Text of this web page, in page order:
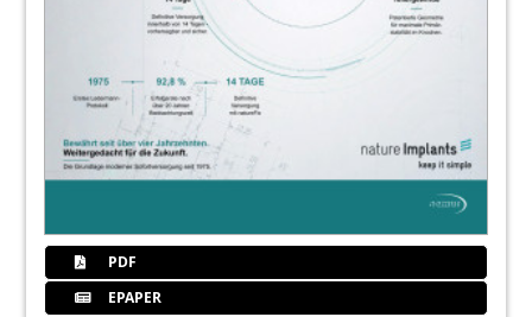
PDF
EPAPER